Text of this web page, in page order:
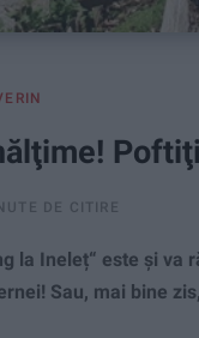
DE CITIRE
la Ineleț“ este şi
Sau, mai bine